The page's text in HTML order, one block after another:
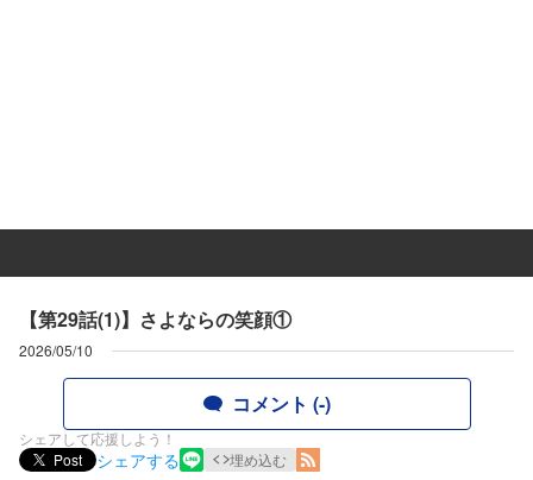
【第29話(1)】さよならの笑顔①
2026/05/10
コメント (-)
シェアして応援しよう！
Post
シェアする 埋め込む